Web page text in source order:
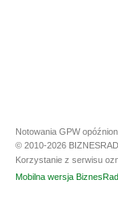
Notowania GPW
© 2010-2026
Korzystanie z serwisu
Mobilna wersja